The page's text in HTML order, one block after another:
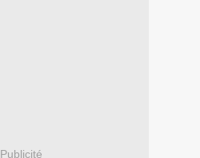
Publicité